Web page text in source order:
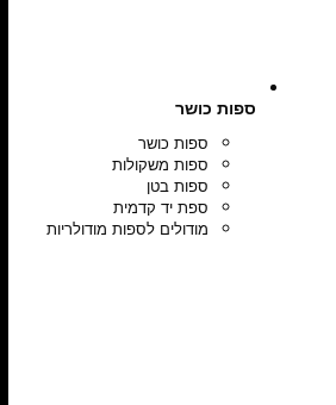
ספות כושר
ספות כושר
ספות משקולות
ספות בטן
ספת יד קדמית
מודולים לספות מודולריות